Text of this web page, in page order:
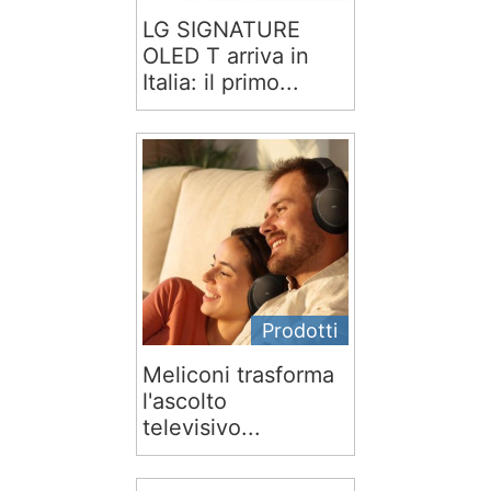
LG SIGNATURE
OLED T arriva in
Italia: il primo...
Prodotti
Meliconi trasforma
l'ascolto
televisivo...